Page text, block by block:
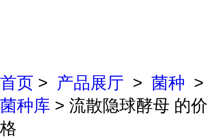
首页 > 产品展厅 > 菌种 >
菌种库 > 流散隐球酵母 的价
格